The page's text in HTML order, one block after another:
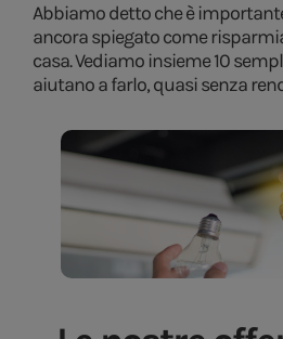
Abbiamo detto che è
ancora spiegato come
casa. Vediamo insieme 10
aiutano a farlo, quasi senza